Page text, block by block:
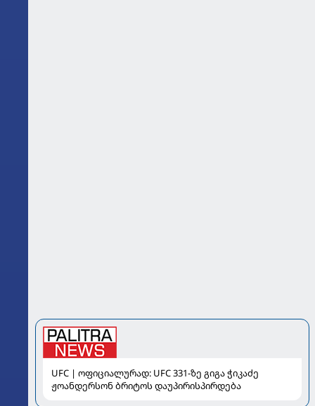
UFC | ოფიციალურად: UFC 331-ზე გიგა ჭიკაძე
ჟოანდერსონ ბრიტოს დაუპირისპირდება